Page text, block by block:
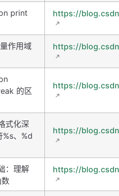
print
https://
作用域
https://
的区
https://
式化深
%s、%d
https://
：理解
https://